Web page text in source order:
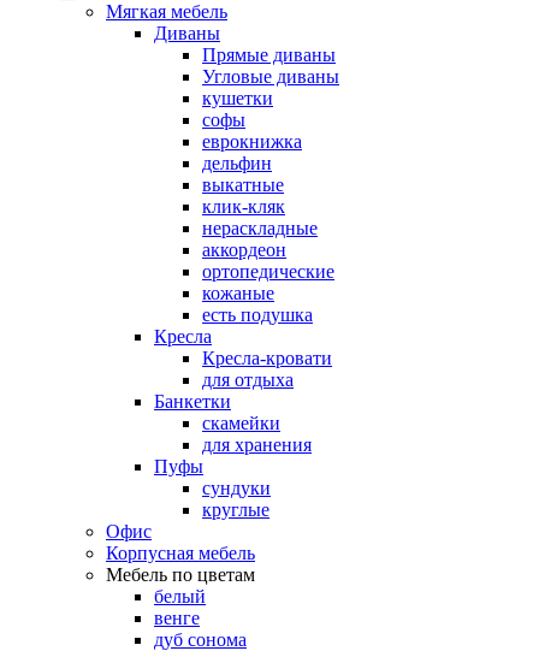
Мягкая мебель
Диваны
Прямые диваны
Угловые диваны
кушетки
софы
еврокнижка
дельфин
выкатные
клик-кляк
нераскладные
аккордеон
ортопедические
кожаные
есть подушка
Кресла
Кресла-кровати
для отдыха
Банкетки
скамейки
для хранения
Пуфы
сундуки
круглые
Офис
Корпусная мебель
Мебель по цветам
белый
венге
дуб сонома